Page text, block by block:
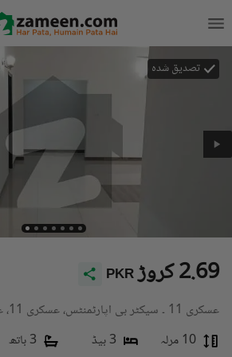
تصدیق شدہ
PKR 2.69 کروڑ
عسکری 11 ۔ سیکٹر بی اپارٹمنٹس، عسکری 11، عسکری، لاہور، پنجاب
10 مرلہ
3 بیڈ 3 باتھ